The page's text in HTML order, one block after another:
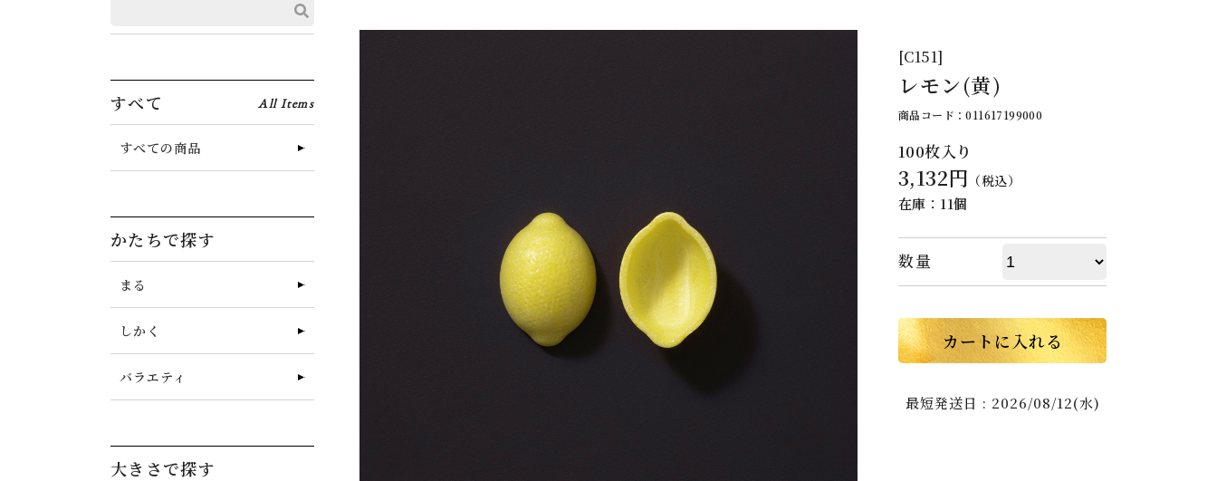
すべて All Items
すべての商品
かたちで探す
まる
しかく
バラエティ
大きさで探す
[C151]
レモン(黄)
商品コード：011617199000
100枚入り
3,132円 （税込）
在庫：11個
数量
カートに入れる
最短発送日 : 2026/08/12(水)